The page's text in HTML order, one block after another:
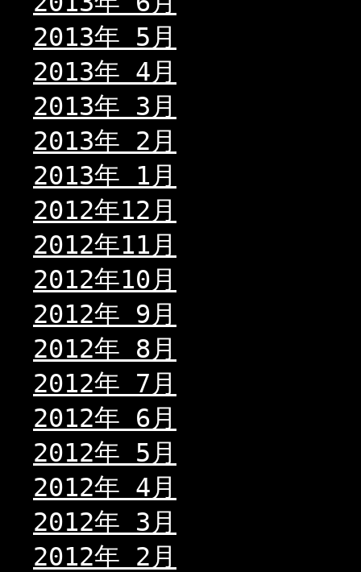
2013年 5月
2013年 4月
2013年 3月
2013年 2月
2013年 1月
2012年12月
2012年11月
2012年10月
2012年 9月
2012年 8月
2012年 7月
2012年 6月
2012年 5月
2012年 4月
2012年 3月
2012年 2月